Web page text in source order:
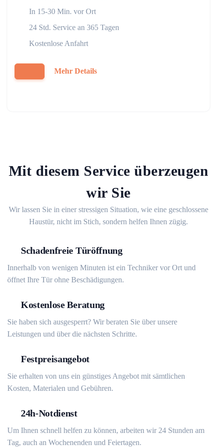
In 15-30 Min. vor Ort
24 Std. Service an 365 Tagen
Kostenlose Anfahrt
Mehr Details
Mit diesem Service überzeugen
wir Sie
Wir lassen Sie in einer stressigen Situation, wie eine geschlossene
Haustür, nicht im Stich, sondern helfen Ihnen zügig.
Schadenfreie Türöffnung
Innerhalb von wenigen Minuten ist ein Techniker vor Ort und
öffnet Ihre Tür ohne Beschädigungen.
Kostenlose Beratung
Sie haben sich ausgesperrt? Wir beraten Sie über unsere
Leistungen und über die nächsten Schritte.
Festpreisangebot
Sie erhalten von uns ein günstiges Angebot mit sämtlichen
Kosten, Materialen und Gebühren.
24h-Notdienst
Um Ihnen schnell helfen zu können, arbeiten wir 24 Stunden am
Tag, auch an Wochenenden und Feiertagen.